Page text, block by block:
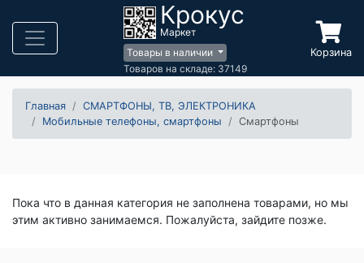
Крокус
Маркет
Товары в наличии
Товаров на складе: 37149
Корзина
Главная
СМАРТФОНЫ, ТВ, ЭЛЕКТРОНИКА
Мобильные телефоны, смартфоны
Смартфоны
Пока что в данная категория не заполнена товарами, но мы
этим активно занимаемся. Пожалуйста, зайдите позже.